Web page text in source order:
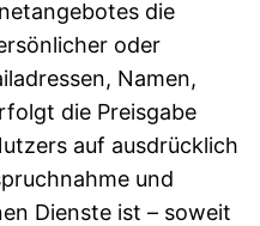
die
oder
Namen,
die Preisgabe
auf ausdrücklich
und
Dienste ist – soweit